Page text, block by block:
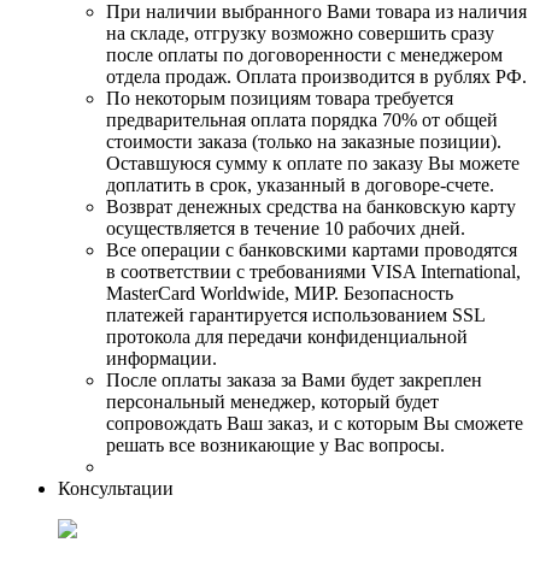
При наличии выбранного Вами товара из наличия
на складе, отгрузку возможно совершить сразу
после оплаты по договоренности с менеджером
отдела продаж. Оплата производится в рублях РФ.
По некоторым позициям товара требуется
предварительная оплата порядка 70% от общей
стоимости заказа (только на заказные позиции).
Оставшуюся сумму к оплате по заказу Вы можете
доплатить в срок, указанный в договоре-счете.
Возврат денежных средства на банковскую карту
осуществляется в течение 10 рабочих дней.
Все операции с банковскими картами проводятся
в соответствии с требованиями VISA International,
MasterCard Worldwide, МИР. Безопасность
платежей гарантируется использованием SSL
протокола для передачи конфиденциальной
информации.
После оплаты заказа за Вами будет закреплен
персональный менеджер, который будет
сопровождать Ваш заказ, и с которым Вы сможете
решать все возникающие у Вас вопросы.
Консультации